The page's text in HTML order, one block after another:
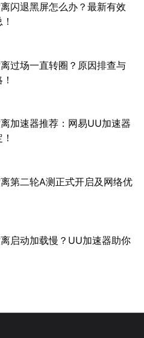
闪退黑屏怎么办？最新有效
过场一直转圈？原因排查与
加速器推荐：网易UU加速器
第二轮A测正式开启及网络优
启动加载慢？UU加速器助你